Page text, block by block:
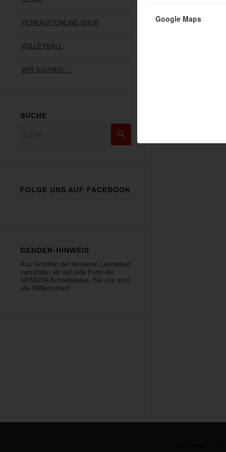
Google Maps
VERKAUF/ONLINE-SHOP
VOLLEYBALL
WIR SUCHEN …
SUCHE
FOLGE UNS AUF FACEBOOK
GENDER-HINWEIS
Aus Gründen der besseren Lesbarkeit
verzichten wir auf jede Form der
GENDER-Schreibweise. Bei uns sind
alle Willkommen!
SV05